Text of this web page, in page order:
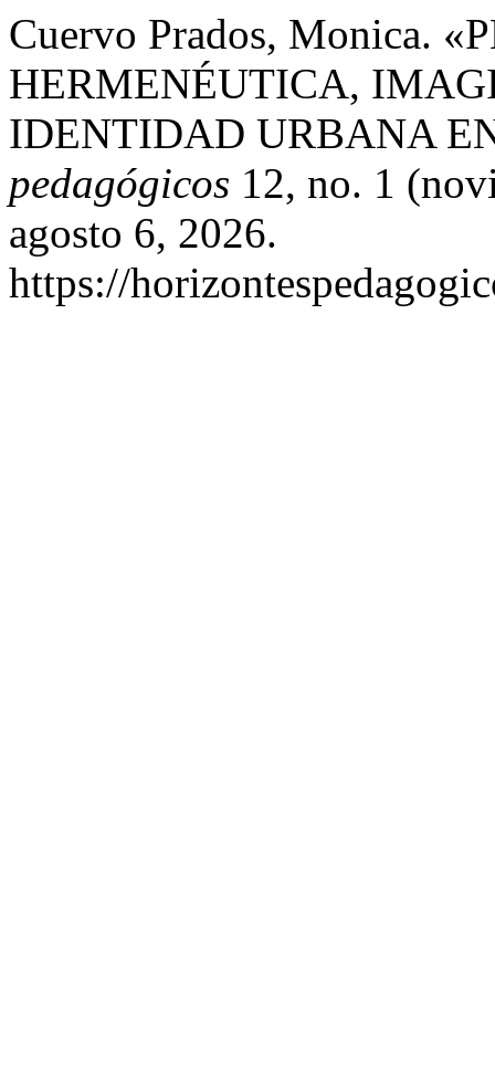
Cuervo Prados, Monica.
HERMENÉUTICA,
IDENTIDAD URBANA
pedagógicos 12, no. 1
agosto 6, 2026.
https://